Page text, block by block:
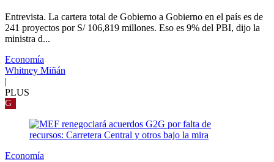
Entrevista. La cartera total de Gobierno a Gobierno en el país es de
241 proyectos por S/ 106,819 millones. Eso es 9% del PBI, dijo la
ministra d...
Economía
Whitney Miñán
|
PLUS
G
Economía